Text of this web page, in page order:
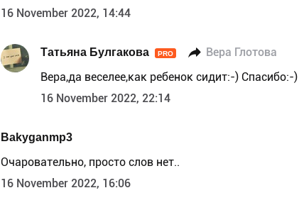
16 November 2022, 14:44
Татьяна Булгакова PRO Вера Глотова
Вера,да веселее,как ребенок сидит:-) Спасибо:-)
16 November 2022, 22:14
Bakyganmp3
Очаровательно, просто слов нет..
16 November 2022, 16:06